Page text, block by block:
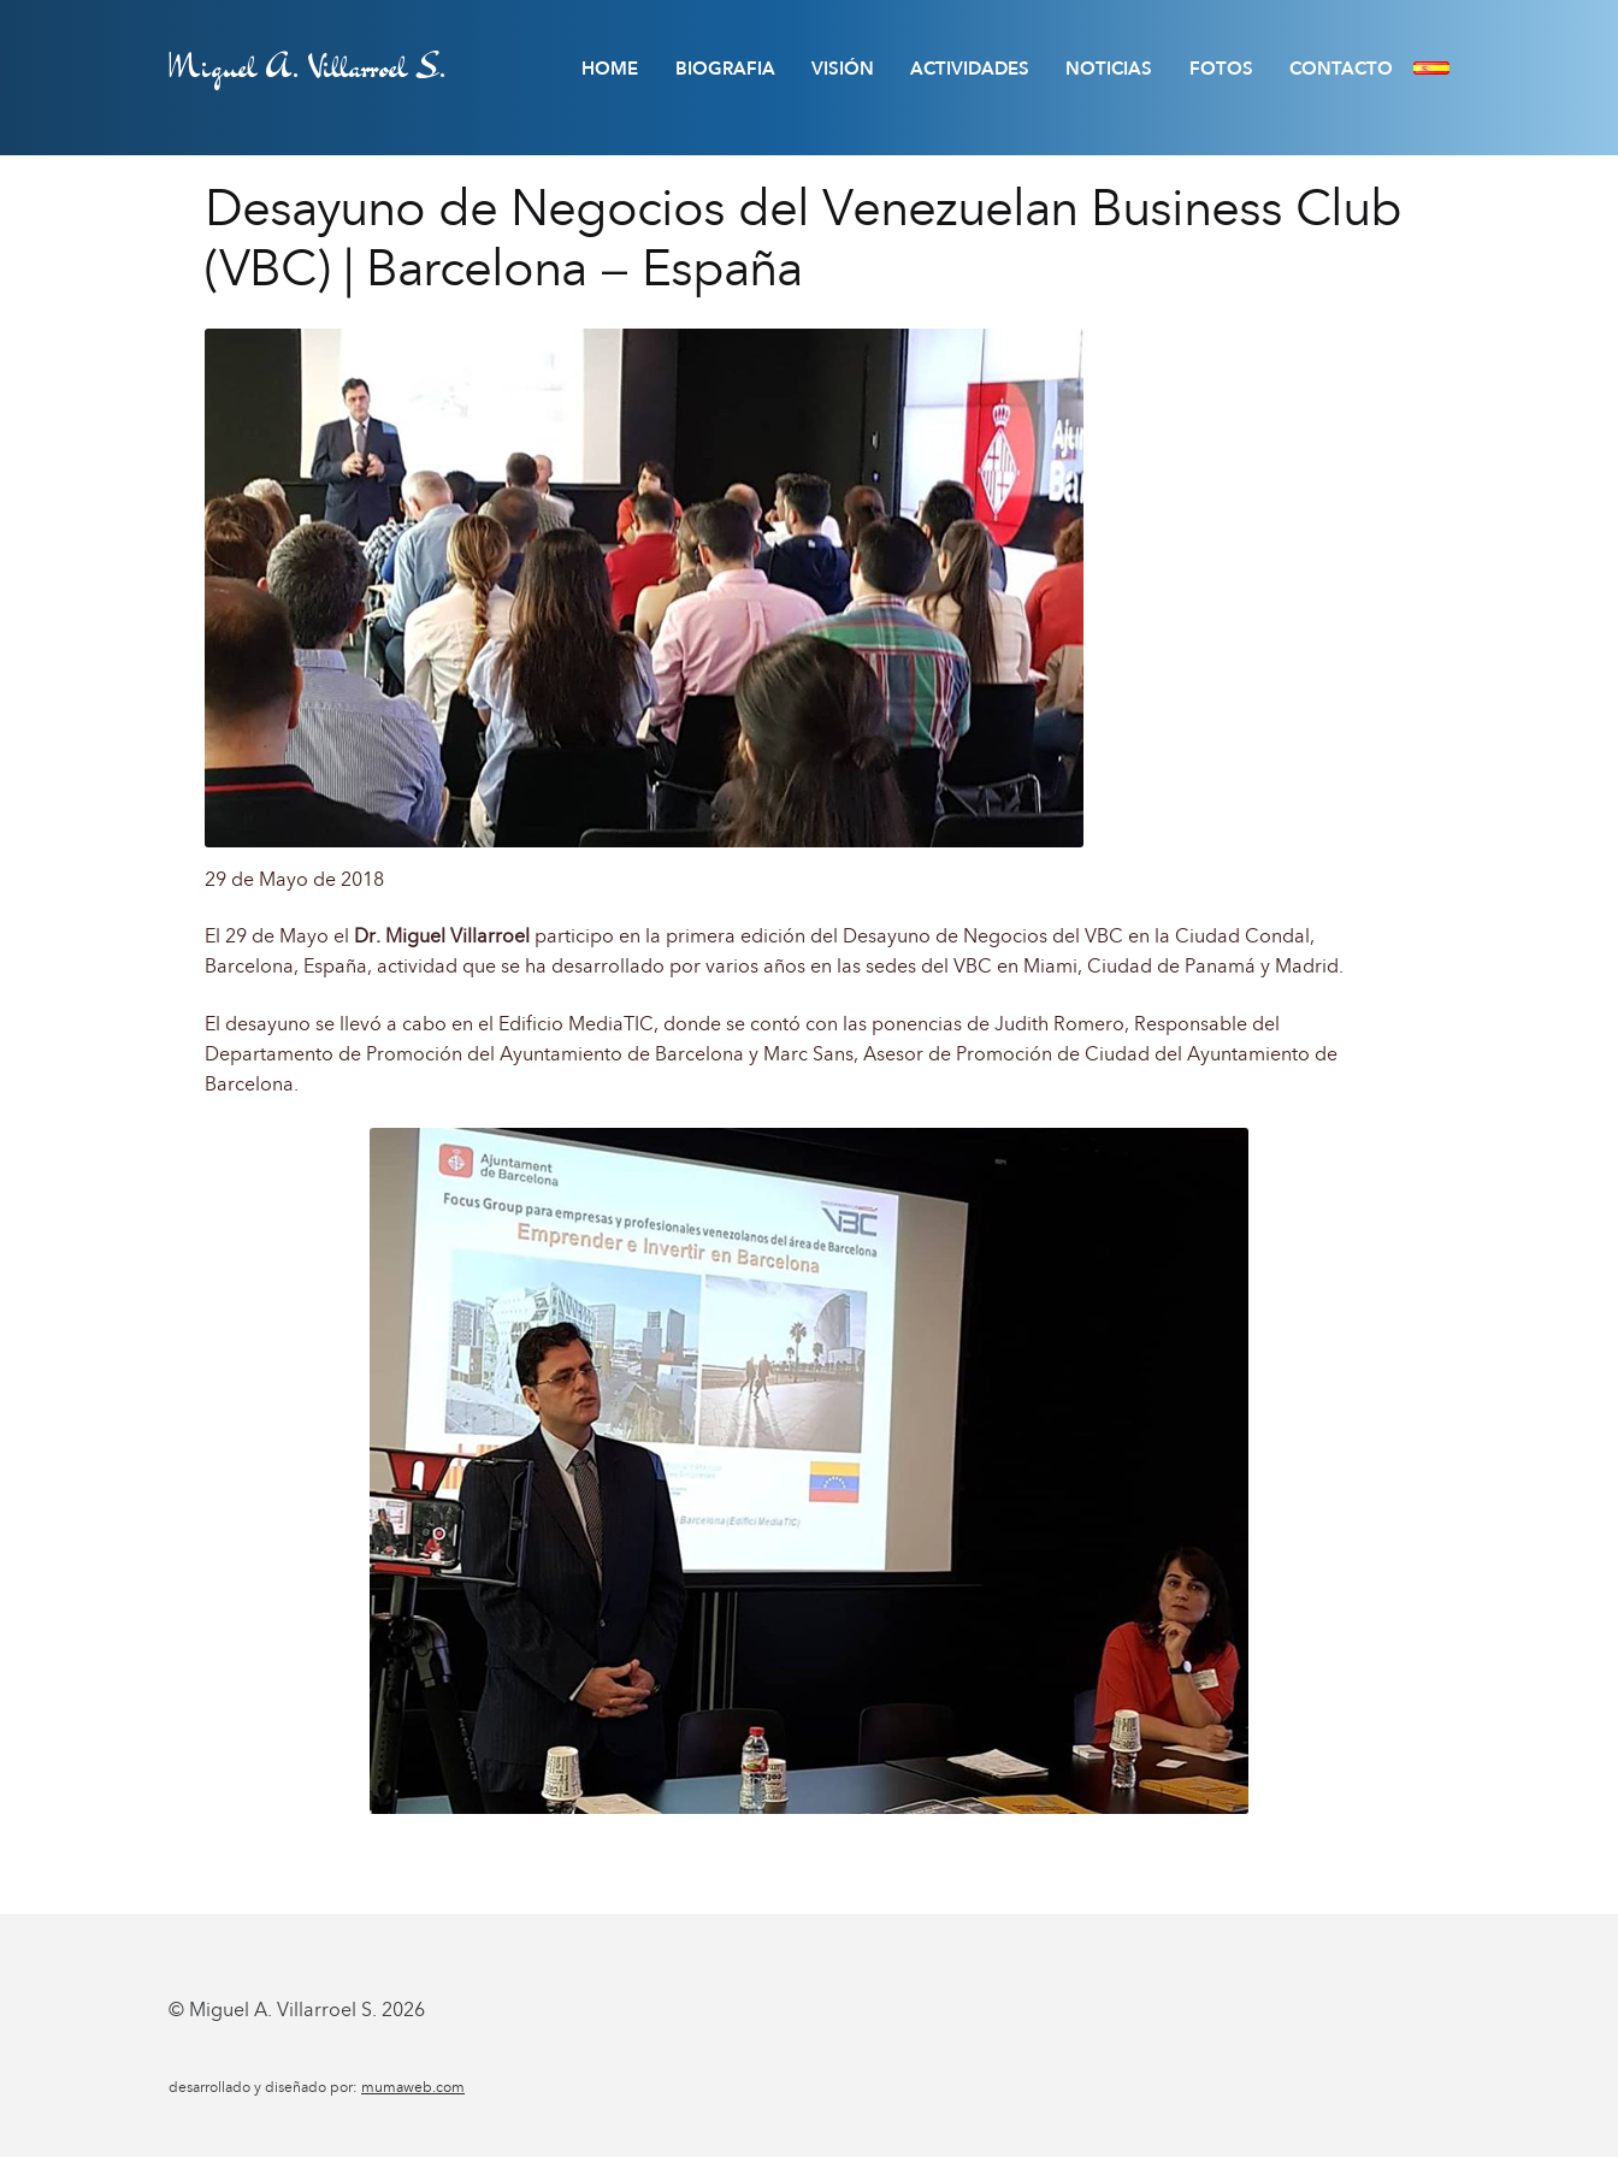
Miguel A. Villarroel S. HOME BIOGRAFIA VISIÓN ACTIVIDADES NOTICIAS FOTOS CONTACTO
Desayuno de Negocios del Venezuelan Business Club
(VBC) | Barcelona – España
29 de Mayo de 2018
El 29 de Mayo el Dr. Miguel Villarroel participo en la primera edición del Desayuno de Negocios del VBC en la Ciudad Condal,
Barcelona, España, actividad que se ha desarrollado por varios años en las sedes del VBC en Miami, Ciudad de Panamá y Madrid.
El desayuno se llevó a cabo en el Edificio MediaTIC, donde se contó con las ponencias de Judith Romero, Responsable del
Departamento de Promoción del Ayuntamiento de Barcelona y Marc Sans, Asesor de Promoción de Ciudad del Ayuntamiento de
Barcelona.
© Miguel A. Villarroel S. 2026
desarrollado y diseñado por: mumaweb.com